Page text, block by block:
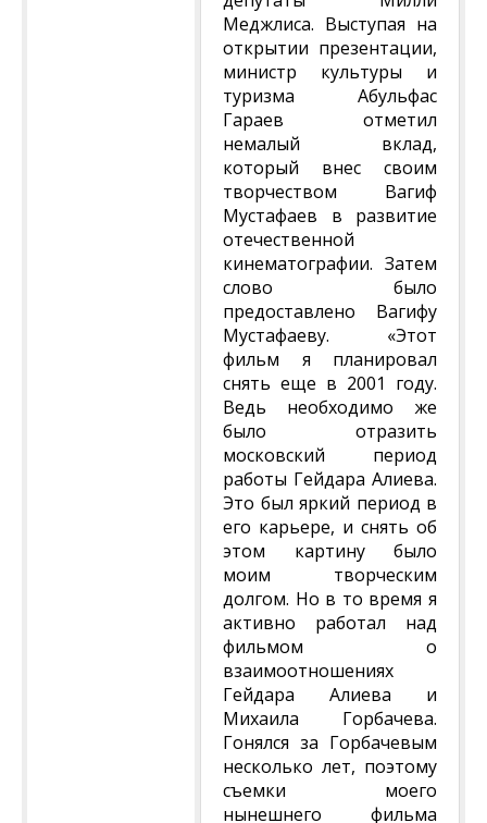
Меджлиса. Выступая на
открытии презентации,
министр культуры и
туризма Абульфас
Гараев отметил
немалый вклад,
который внес своим
творчеством Вагиф
Мустафаев в развитие
отечественной
кинематографии. Затем
слово было
предоставлено Вагифу
Мустафаеву. «Этот
фильм я планировал
снять еще в 2001 году.
Ведь необходимо же
было отразить
московский период
работы Гейдара Алиева.
Это был яркий период в
его карьере, и снять об
этом картину было
моим творческим
долгом. Но в то время я
активно работал над
фильмом о
взаимоотношениях
Гейдара Алиева и
Михаила Горбачева.
Гонялся за Горбачевым
несколько лет, поэтому
съемки моего
нынешнего фильма